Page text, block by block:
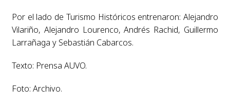
Por el lado de Turismo Históricos entrenaron: Alejandro
Vilariño, Alejandro Lourenco, Andrés Rachid, Guillermo
Larrañaga y Sebastián Cabarcos.
Texto: Prensa AUVO.
Foto: Archivo.